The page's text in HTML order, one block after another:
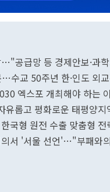
…"공급망 등 경제안보·과
수교 50주년 한·인도 외
엑스포 개최해야 하는
유롭고 평화로운 태평양
국형 원전 수출 맞춤형 전
의서 '서울 선언'…"부패와